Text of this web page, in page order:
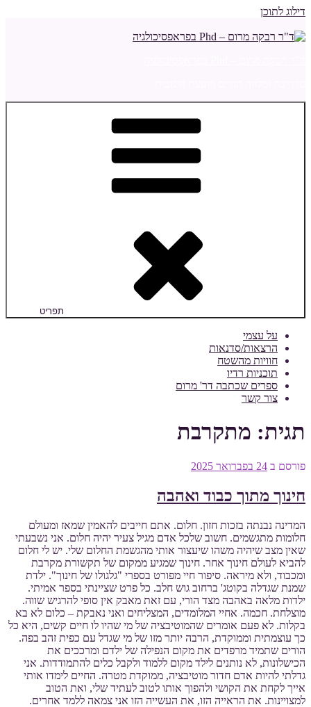
דילוג לתוכן
תפריט
על עצמי
הרצאות/סדנאות
חוויות מהשטח
תוכניות רדיו
ספרים שכתבה דר' מרום
צור קשר
תגית: מתקרבת
פורסם ב 24 בפברואר 2025
חינוך מתוך כבוד ואהבה
המדינה נבנתה בזכות חזון. חלום. אתם חייבים להאמין שמאז ומעולם
חלומות מתגשמים. חשוב שלכל אדם מגיל צעיר יהיה חלום. אני נשבעתי
שאין מצב שיהיה משהו שיעצור אותי מהגשמת החלום שלי. יש לי חלום
להביא לעולם חינוך אחר. חינוך שמגיע ממקום של תקשורת מקרבת
ומכבוד, ולא מיראה. סיפור חיי מפורט בספרי "גלגולו של חינוך". ילדת
שמנת שגדלה בקוטג' ברחוב גוש חלב. כל פרט שציינתי בספר אמיתי.
ילדות מלאה באהבה מצד הורי, עם זאת מאבק אין סופי להרגיש שווה.
מוצלחת. חכמה. אחיי המלומדים, המצליחים ואני נאבקת – כלום לא בא
בקלות. לא פעם אומרים שהמוטיבציה של מי שהיו לו חיים קשים, היא כל
כך עוצמתית וממוקדת, הרבה יותר מזו של מי שגדל עם כפית זהב בפה.
הורים שתמיד מרפדים את מקום הנפילה של ילדם ומרככים את
הכישלונות, לא נותנים לילד מקום ללמוד ולקבל כלים להתמודדות. אני
גדלתי להיות אדם חדור מוטיבציה, ממוקדת מטרה. החיים לימדו אותי
אייך לקחת את הקושי ולהפוך אותו לטוב לעתיד שלי, ואת הטוב
למצויינות. את הראייה הזו, את העשייה הזו אני צמאה ללמד אחרים.